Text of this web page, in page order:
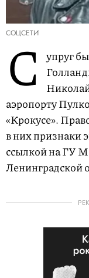
СОЦСЕТИ
С
упруг
аэропорту
«Крокусе».
в них признаки
ссылкой на ГУ
Ленинградской